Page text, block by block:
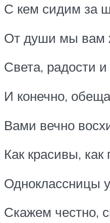
С кем сидим за
От души мы вам
Света, радости и
И конечно,
Вами вечно
Как красивы, как
Одноклассницы
Скажем честно,